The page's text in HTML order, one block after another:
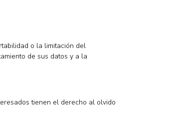
o la limitación del
de sus datos y a la
tienen el derecho al olvido